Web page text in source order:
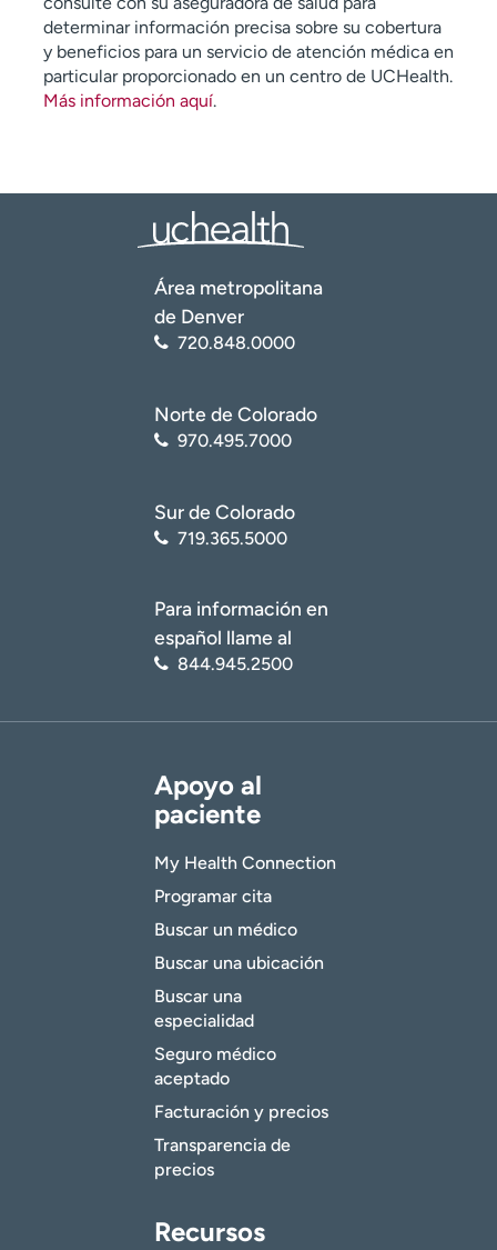
determinar información precisa sobre su cobertura
y beneficios para un servicio de atención médica en
particular proporcionado en un centro de UCHealth.
Más información aquí.
Área metropolitana
de Denver
720.848.0000
Norte de Colorado
970.495.7000
Sur de Colorado
719.365.5000
Para información en
español llame al
844.945.2500
Apoyo al
paciente
My Health Connection
Programar cita
Buscar un médico
Buscar una ubicación
Buscar una
especialidad
Seguro médico
aceptado
Facturación y precios
Transparencia de
precios
Recursos